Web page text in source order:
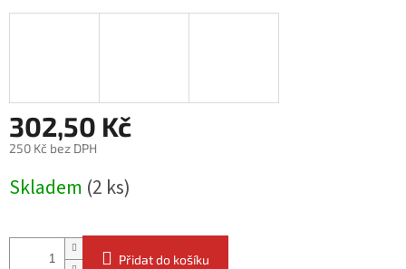
302,50 Kč
250 Kč bez DPH
cena:
Skladem (2 ks)
Přidat do košíku